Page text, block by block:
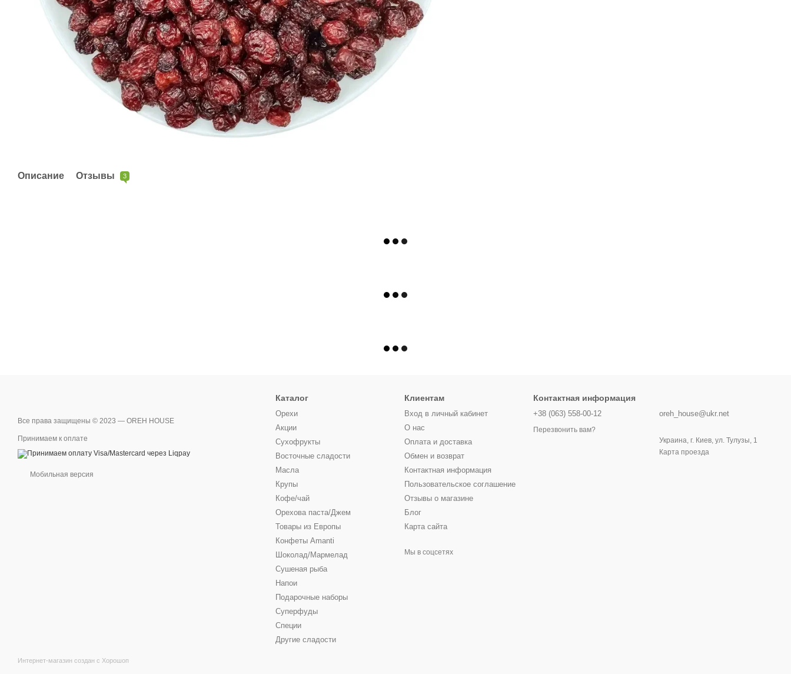
Описание Отзывы 3
Все права защищены © 2023 — OREH HOUSE
Принимаем к оплате
Мобильная версия
Интернет-магазин создан с Хорошоп
Каталог
Орехи
Акции
Сухофрукты
Восточные сладости
Масла
Крупы
Кофе/чай
Орехова паста/Джем
Товары из Европы
Конфеты Amanti
Шоколад/Мармелад
Сушеная рыба
Напои
Подарочные наборы
Суперфуды
Специи
Другие сладости
Клиентам
Вход в личный кабинет
О нас
Оплата и доставка
Обмен и возврат
Контактная информация
Пользовательское соглашение
Отзывы о магазине
Блог
Карта сайта
Мы в соцсетях
Контактная информация
+38 (063) 558-00-12
Перезвонить вам?
oreh_house@ukr.net
Украина, г. Киев, ул. Тулузы, 1
Карта проезда